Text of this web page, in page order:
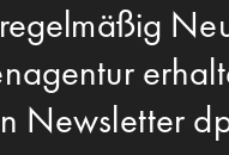
Newsletter